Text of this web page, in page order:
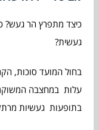
כיצד מתפרץ הר געש?
געשית?
בחול המועד סוכות,
עלות במחצבה
בתופעות געשיות